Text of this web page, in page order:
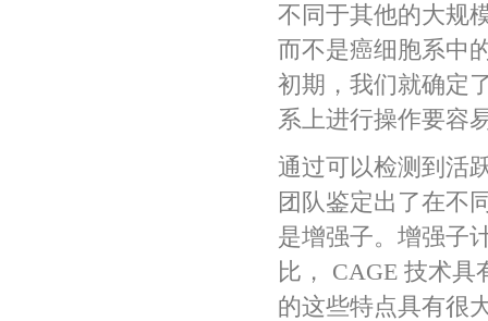
不同于其他的大规
而不是癌细胞系中
初期，我们就确定
系上进行操作要容
通过可以检测到活
团队鉴定出了在不
是增强子。增强子
比， CAGE 技术
的这些特点具有很